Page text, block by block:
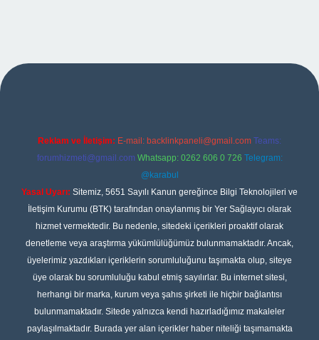
Reklam ve İletişim: E-mail: backlinkpaneli@gmail.com Teams:
forumhizmeti@gmail.com Whatsapp: 0262 606 0 726 Telegram:
@karabul
Yasal Uyarı: Sitemiz, 5651 Sayılı Kanun gereğince Bilgi Teknolojileri ve
İletişim Kurumu (BTK) tarafından onaylanmış bir Yer Sağlayıcı olarak
hizmet vermektedir. Bu nedenle, sitedeki içerikleri proaktif olarak
denetleme veya araştırma yükümlülüğümüz bulunmamaktadır. Ancak,
üyelerimiz yazdıkları içeriklerin sorumluluğunu taşımakta olup, siteye
üye olarak bu sorumluluğu kabul etmiş sayılırlar. Bu internet sitesi,
herhangi bir marka, kurum veya şahıs şirketi ile hiçbir bağlantısı
bulunmamaktadır. Sitede yalnızca kendi hazırladığımız makaleler
paylaşılmaktadır. Burada yer alan içerikler haber niteliği taşımamakta